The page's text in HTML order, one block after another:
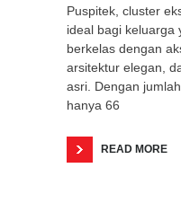
Puspitek, cluster
ideal bagi keluarga
berkelas dengan
arsitektur elegan,
asri. Dengan
hanya 66
READ MORE